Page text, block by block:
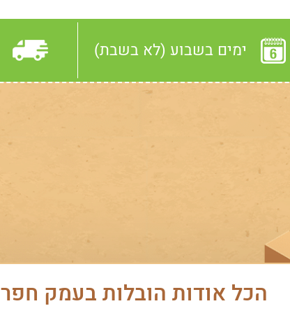
גלריה
סרטונים
צור קשר
ימים בשבוע (לא בשבת)
הכל אודות הובלות בעמק חפר